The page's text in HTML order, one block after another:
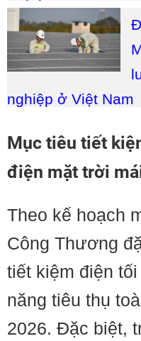
nghiệp ở Việt Nam
Mục tiêu tiết
điện mặt trời
Theo kế hoạch
Công Thương
tiết kiệm điện
năng tiêu thụ
2026. Đặc biệt,